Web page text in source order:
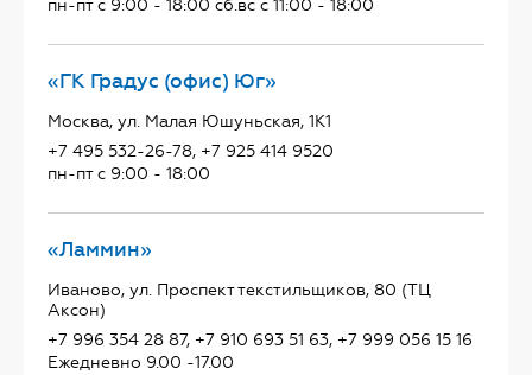
пн-пт с 9:00 - 18:00 сб.вс с 11:00 - 18:00
«ГК Градус (офис) Юг»
Москва, ул. Малая Юшуньская, 1К1
+7 495 532-26-78, +7 925 414 9520
пн-пт с 9:00 - 18:00
«Ламмин»
Иваново, ул. Проспект текстильщиков, 80 (ТЦ
Аксон)
+7 996 354 28 87, +7 910 693 51 63, +7 999 056 15 16
Ежедневно 9.00 -17.00